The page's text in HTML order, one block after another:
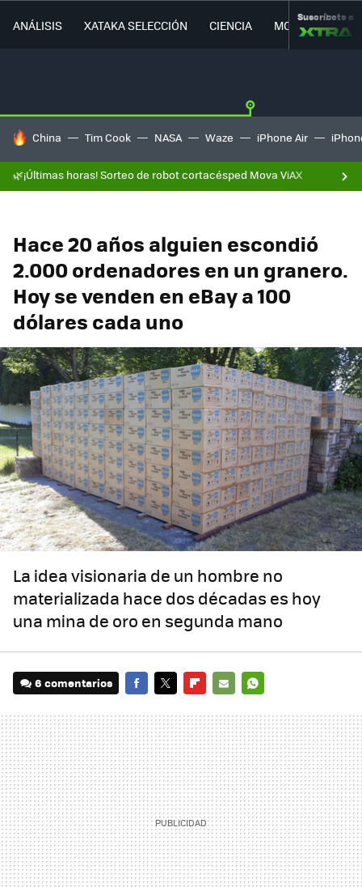
ANÁLISIS XATAKA SELECCIÓN CIENCIA MOVILIDAD
Suscríbete a
HOY SE HABLA DE
China Tim Cook NASA Waze iPhone Air
🌿¡Últimas horas! Sorteo de robot cortacésped Mova ViAX
Hace 20 años alguien escondió
2.000 ordenadores en un granero.
Hoy se venden en eBay a 100
dólares cada uno
La idea visionaria de un hombre no
materializada hace dos décadas es hoy
una mina de oro en segunda mano
6 comentarios
MAIL